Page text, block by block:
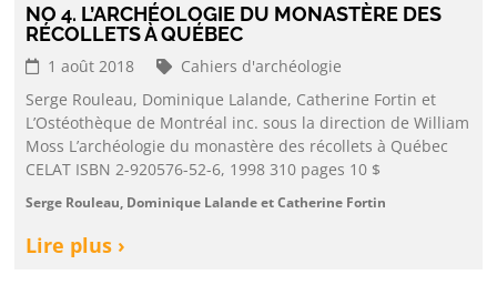
NO 4. L’ARCHÉOLOGIE DU MONASTÈRE DES
RÉCOLLETS À QUÉBEC
1 août 2018
Cahiers d'archéologie
Serge Rouleau, Dominique Lalande, Catherine Fortin et
L’Ostéothèque de Montréal inc. sous la direction de William
Moss L’archéologie du monastère des récollets à Québec
CELAT ISBN 2-920576-52-6, 1998 310 pages 10 $
Serge Rouleau, Dominique Lalande et Catherine Fortin
Lire plus ›